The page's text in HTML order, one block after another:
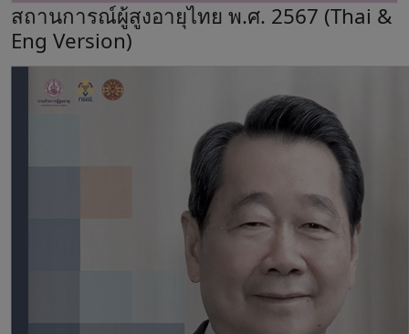
สถานการณ์ผู้สูงอายุไทย พ.ศ. 2567 (Thai &
Eng Version)